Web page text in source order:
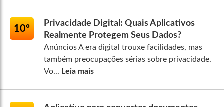
10º
Privacidade Digital: Quais Aplicativos
Realmente Protegem Seus Dados?
Anúncios A era digital trouxe facilidades, mas
também preocupações sérias sobre privacidade.
Vo... Leia mais